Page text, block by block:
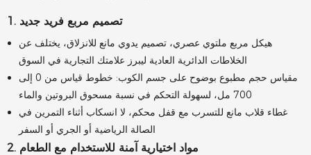
1. تصميم مربع فريد جديد
هيكل مربع ملتوي عصري، تصميم يدوي مانع للانزلاق، يختلف عن
الخلاطات الدائرية العادية ليبرز علامتك التجارية في السوق
مقياس حجم مطبوع بوضوح على جسم الكوب: خطوط قياس من 0 إلى
700 مل، لسهولة التحكم في نسبة مسحوق البروتين والماء
غطاء قلاب مانع للتسرب مع قفل محكم، لا انسكاب أثناء التمرين في
الصالة الرياضية أو الجري أو السفر
2. مواد اختيارية آمنة للاستخدام مع الطعام